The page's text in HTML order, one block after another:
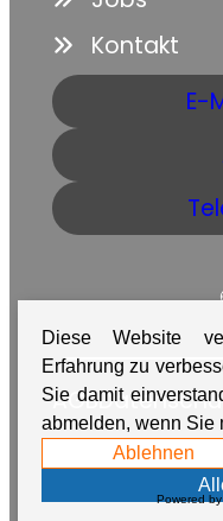
Kontakt
E-
AGB
Made with ❤️
Diese Website
Erfahrung zu
Sie damit
abmelden, wenn Sie
Ablehnen
Powered by